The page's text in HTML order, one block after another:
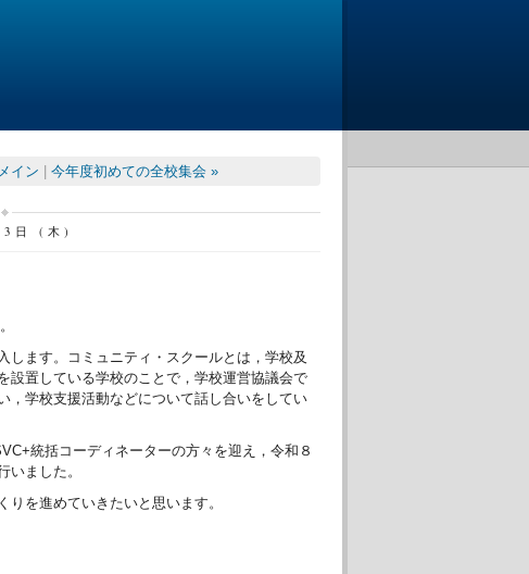
メイン 今年度初めての全校集会 »
日 (木)
ます。コミュニティ・スクールとは，学校及
設置している学校のことで，学校運営協議会で
，学校支援活動などについて話し合いをしてい
統括コーディネーターの方々を迎え，令和８
いました。
を進めていきたいと思います。